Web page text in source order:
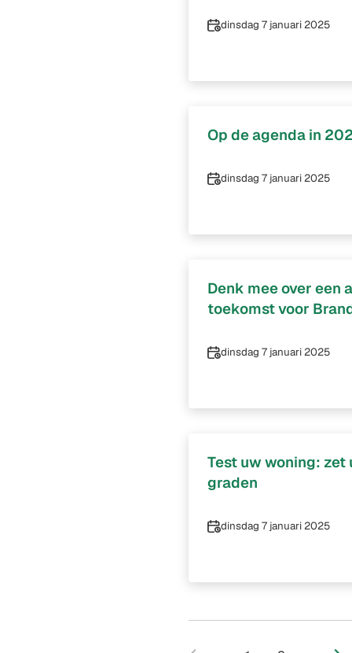
Datum
dinsdag 7 januari 2025
Op de agenda in
Datum
dinsdag 7 januari 2025
Denk mee over een
toekomst voor
Datum
dinsdag 7 januari 2025
Test uw woning:
graden
Datum
dinsdag 7 januari 2025